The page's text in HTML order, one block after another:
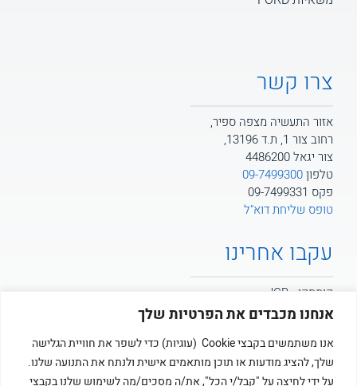
אנחנו מכבדים את הפרטיות שלך
אנו משתמשים בקבצי Cookie (עוגיות) כדי לשפר את חוויית הגלישה
שלך, להציג מודעות או תוכן מותאמים אישית ולנתח את התנועה שלנו.
על ידי לחיצה על "קבל/י הכל", את/ה מסכים/מה לשימוש שלנו בקבצי
צרו קשר
אזור התעשיה מצפה ספיר,
רחוב צור 1, ת.ד 13196,
צור יגאל 4486200
טלפון09-7499300
פקס 09-7499331
טופס שליחת דוא"ל
עקבו אחרינו
קומסקו - JCB
קומסקו - POTAIN
קומסקו